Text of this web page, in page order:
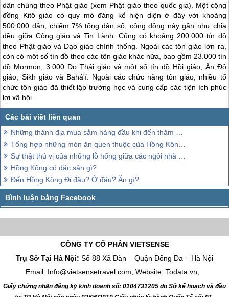
dân chúng theo Phật giáo (xem Phật giáo theo quốc gia). Một cộng
đồng Kitô giáo có quy mô đáng kể hiện diện ở đây với khoảng
500.000 dân, chiếm 7% tổng dân số; cộng đồng này gần như chia
đều giữa Công giáo và Tin Lành. Cũng có khoảng 200.000 tín đồ
theo Phật giáo và Đạo giáo chính thống. Ngoài các tôn giáo lớn ra,
còn có một số tín đồ theo các tôn giáo khác nữa, bao gồm 23.000 tín
đồ Mormon, 3.000 Do Thái giáo và một số tín đồ Hồi giáo, Ấn Độ
giáo, Sikh giáo và Bahá'í. Ngoài các chức năng tôn giáo, nhiều tổ
chức tôn giáo đã thiết lập trường học và cung cấp các tiện ích phúc
lợi xã hội.
Những thánh địa mua sắm hàng đầu khi đến thăm Hồng Kông (Hong Kong)
Tổng hợp những món ăn quen thuộc của Hồng Kông, và những đồ ăn truyền thống của Hồng Kông
Sự thật thú vị của những lỗ hổng giữa các ngôi nhà cao tầng ở Hồng Kông
Hồng Kông có đặc sản gì?
Đến Hồng Kông Đi đâu? Ở đâu? Ăn gì?
CÔNG TY CỔ PHẦN VIETSENSE
Trụ Sở Tại Hà Nội: Số 88 Xã Đàn – Quận Đống Đa – Hà Nội
Email: Info@vietsensetravel.com, Website: Todata.vn,
Giấy chứng nhận đăng ký kinh doanh số: 0104731205 do Sở kế hoạch và đầu